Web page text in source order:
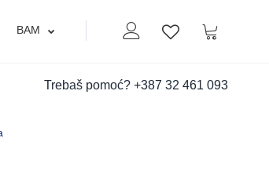
Moj nalogLista zelja
Korpa
BAM
Trebaš pomoć? +387 32 461 093